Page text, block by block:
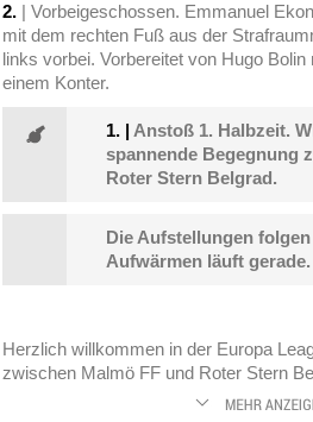
2. | Vorbeigeschossen. Emmanuel
mit dem rechten Fuß aus der
links vorbei. Vorbereitet von Hugo
einem Konter.
1. | Anstoß 1. Halbzeit.
spannende Begegnung
Roter Stern Belgrad.
Die Aufstellungen
Aufwärmen läuft gerade.
Herzlich willkommen in der Europa
zwischen Malmö FF und Roter Stern